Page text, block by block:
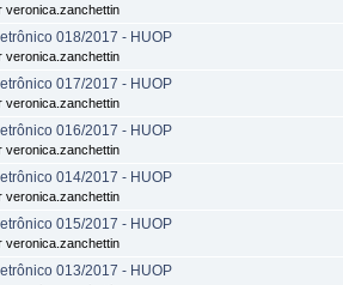
veronica.zanchettin
018/2017 - HUOP
veronica.zanchettin
017/2017 - HUOP
veronica.zanchettin
016/2017 - HUOP
veronica.zanchettin
014/2017 - HUOP
veronica.zanchettin
015/2017 - HUOP
veronica.zanchettin
013/2017 - HUOP